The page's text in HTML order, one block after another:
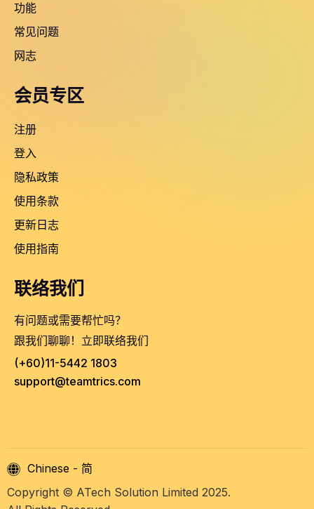
功能
常见问题
网志
会员专区
注册
登入
隐私政策
使用条款
更新日志
使用指南
联络我们
有问题或需要帮忙吗？
跟我们聊聊！立即联络我们
(+60)11-5442 1803
support@teamtrics.com
Chinese - 简
Copyright © ATech Solution Limited 2025.